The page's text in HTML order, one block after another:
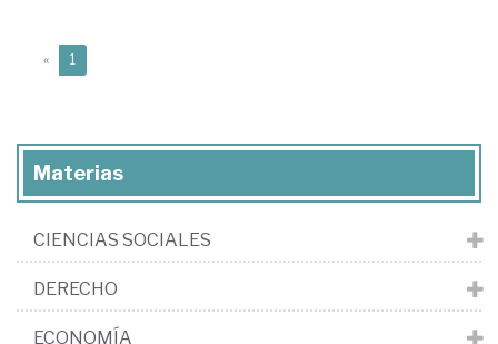
« 1
Materias
CIENCIAS SOCIALES
DERECHO
ECONOMÍA